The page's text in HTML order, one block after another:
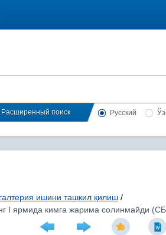
Расширенный поиск Русский
ишини ташкил қилиш /
I ярмида кимга жарима солинмайди